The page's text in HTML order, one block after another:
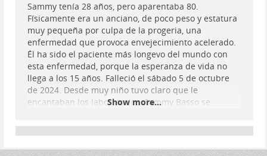
Sammy tenía 28 años, pero aparentaba 80.
Físicamente era un anciano, de poco peso y estatura
muy pequeña por culpa de la progeria, una
enfermedad que provoca envejecimiento acelerado.
Él ha sido el paciente más longevo del mundo con
esta enfermedad, porque la esperanza de vida no
llega a los 15 años. Falleció el sábado 5 de octubre
de 2024. Desde muy niño tuvo claro que le
encantaban los laboratorios. Sammy Basso se
estudiar #BiologíaMolecular para buscar la cura a
su propia enfermedad. A ello se dedicaba en la
actualidad.
Show more...